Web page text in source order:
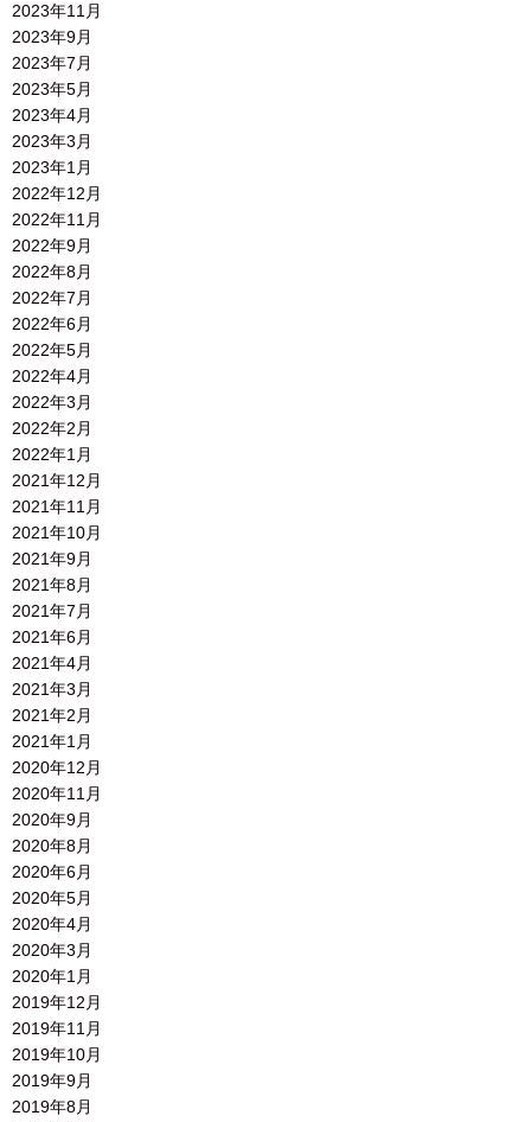
2023年11月
2023年9月
2023年7月
2023年5月
2023年4月
2023年3月
2023年1月
2022年12月
2022年11月
2022年9月
2022年8月
2022年7月
2022年6月
2022年5月
2022年4月
2022年3月
2022年2月
2022年1月
2021年12月
2021年11月
2021年10月
2021年9月
2021年8月
2021年7月
2021年6月
2021年4月
2021年3月
2021年2月
2021年1月
2020年12月
2020年11月
2020年9月
2020年8月
2020年6月
2020年5月
2020年4月
2020年3月
2020年1月
2019年12月
2019年11月
2019年10月
2019年9月
2019年8月